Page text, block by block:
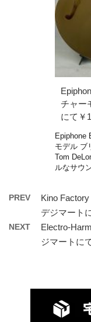
チャー
にて￥
Epiphone
モデル ブ
Tom
ルなサウ
PREV
Kino
デジマート
NEXT
Electro-
ジマートに